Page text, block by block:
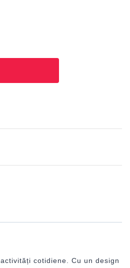
cotidiene. Cu un design